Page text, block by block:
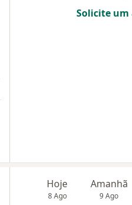
Solicite
Hoje
8 Ago
Amanhã
9 Ago